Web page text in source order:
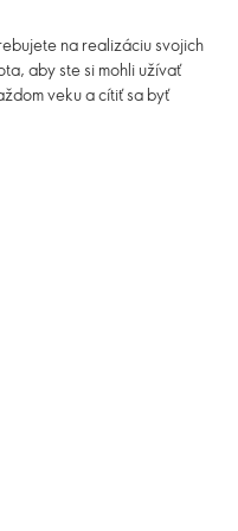
na realizáciu svojich
aby ste si mohli užívať
veku a cítiť sa byť